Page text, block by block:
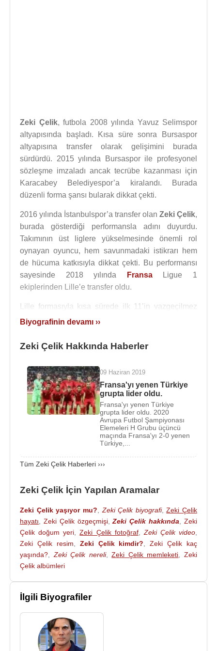
Zeki Çelik, futbola 2008 yılında Yavuz Selimspor
altyapısında başladı. Kısa süre sonra Bursaspor
altyapısına transfer olarak gelişimini burada
sürdürdü. 2015 yılında Bursaspor ile profesyonel
sözleşme imzaladı ancak tecrübe kazanması için
Karacabey Belediyespor’a kiralandı. Burada
düzenli forma şansı bularak dikkat çekti.
2016 yılında İstanbulspor’a transfer olan Zeki Çelik,
burada gösterdiği performansla adını duyurdu.
Takımının üst liglere yükselmesinde önemli rol
oynayan oyuncu, hem savunmadaki istikrarı hem
de hücuma katkısıyla dikkat çekti. Bu performansı
sayesinde 2018 yılında
FransaLigue 1
ekiplerinden Lille’e transfer oldu.
Lille formasıyla kısa sürede ilk 11’in vazgeçilmez
isimlerinden biri haline gelen
forma giydi. 2019-2020 sezonunda Şampiyonlar
de kendini gösterdi.
2022 yılındaİtalyaSerie A ekiplerinden Roma’ya
transfer olanZeki Çelik, kariyerinde yeni bir
seviyeye ulaştı.Roma ’da savunmadaki istikrarı ve
mücadeleci yapısıyla takımın önemli rotasyon
oyuncularından biri haline geldi. Transfer sonrası
yaptığı açıklamada, “Böylesine büyük bir kulüpte
oynamak benim için onur. Asla vazgeçmeyeceğim
ve sahada her zaman mücadele edeceğim”
itibaren forma giyen Zeki Çelik, 2018 yılından
itibaren
Türkiye
A Millî Takımı’nın düzenli
oyuncularından biri olmuştur. Uluslararası
turnuvalarda ve eleme maçlarında gösterdiği
performansla millî takımın savunma hattında önemli
Çalışkanlığı, disiplinli oyun anlayışı ve istikrarlı
başarılı Türk savunma oyuncuları arasında yer
almaktadır.
Biyografinin devamı ››
Zeki Çelik Hakkında Haberler
09 Haziran 2019
Fransa'yı yenen Türkiye
grupta lider oldu.
Fransa'yı yenen Türkiye
grupta lider oldu. 2020
Avrupa Futbol Şampiyonası
Elemeleri H Grubu üçüncü
maçında Fransa'yı 2-0 yenen
Türkiye,...
Tüm Zeki Çelik Haberleri ›››
Zeki Çelik İçin Yapılan Aramalar
Zeki Çelik yaşıyor mu? Zeki Çelik biyografi,Zeki Çelik
hayatı
Zeki Çelik özgeçmişi,Zeki Çelik hakkında ,Zeki
Çelik doğum yeri ,Zeki Çelik fotoğraf, Zeki Çelik video
Zeki Çelik resim
Zeki Çelik kimdir? ,Zeki Çelik kaç
yaşında?
Zeki Çelik nereli,Zeki Çelik memleketi ,Zeki
Çelik albümleri
İlgili Biyografiler